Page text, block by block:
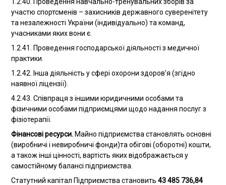
участю спортсменів – захисників державного суверенітету
та незалежності України (індивідуально) та команд,
учасниками яких вони є.
1.2.41. Проведення господарської діяльності з медичної
практики.
1.2.42. Інша діяльність у сфері охорони здоров’я (згідно
наявної ліцензії).
4.2.43. Співпраця з іншими юридичними особами та
фізичними особами підприємцями щодо надання послуг з
фізіотерапії.
Фінансові ресурси. Майно підприємства становлять основні
(виробничі і невиробничі фонди)та обігові (оборотні) кошти,
а також інші цінності, вартість яких відображається у
самостійному балансі підприємства.
Статутний капітал Підприємства становить43 485 736,84